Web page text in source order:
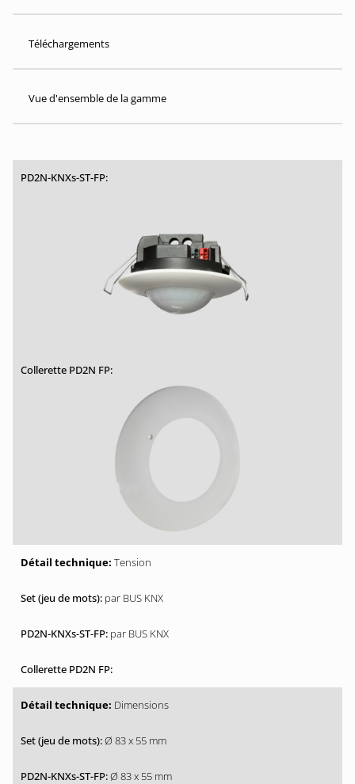
Téléchargements
Vue d'ensemble de la gamme
Tension
par BUS KNX
par BUS KNX
Dimensions
Ø 83 x 55 mm
Ø 83 x 55 mm